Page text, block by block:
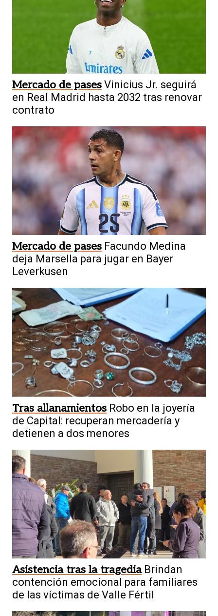
Mercado de pases Vinicius Jr. seguirá
en Real Madrid hasta 2032 tras renovar
contrato
Mercado de pases Facundo Medina
deja Marsella para jugar en Bayer
Leverkusen
Tras allanamientos Robo en la joyería
de Capital: recuperan mercadería y
detienen a dos menores
Asistencia tras la tragedia Brindan
contención emocional para familiares
de las víctimas de Valle Fértil